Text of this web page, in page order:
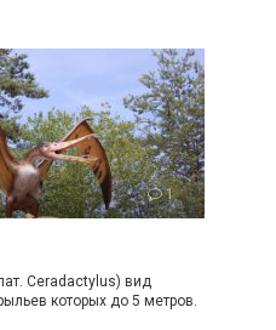
1
Ceradactylus) вид
которых до 5 метров.